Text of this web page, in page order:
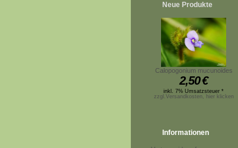
Neue Produkte
Calopogonium mucunoides
2,50€
inkl. 7% Umsatzsteuer *
zzgl.Versandkosten, hier klicken
Informationen